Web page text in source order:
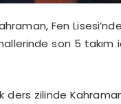
Fen
son 5
ders zilinde